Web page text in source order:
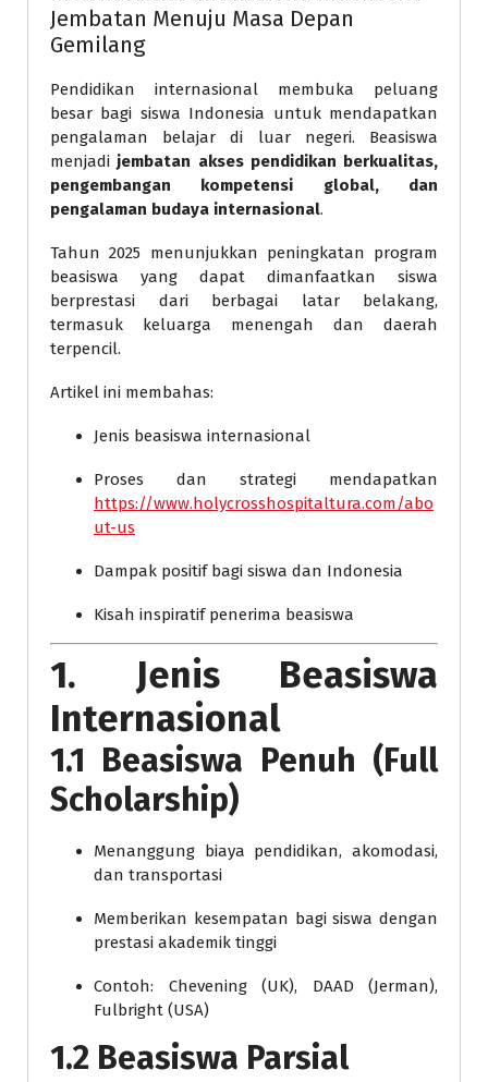
Jembatan Menuju Masa Depan
Gemilang
Pendidikan internasional membuka peluang
besar bagi siswa Indonesia untuk mendapatkan
pengalaman belajar di luar negeri. Beasiswa
menjadi jembatan akses pendidikan berkualitas,
pengembangan kompetensi global, dan
pengalaman budaya internasional.
Tahun 2025 menunjukkan peningkatan program
beasiswa yang dapat dimanfaatkan siswa
berprestasi dari berbagai latar belakang,
termasuk keluarga menengah dan daerah
terpencil.
Artikel ini membahas:
Jenis beasiswa internasional
Proses dan strategi mendapatkan
https://www.holycrosshospitaltura.com/abo
ut-us
Dampak positif bagi siswa dan Indonesia
Kisah inspiratif penerima beasiswa
1. Jenis Beasiswa
Internasional
1.1 Beasiswa Penuh (Full
Scholarship)
Menanggung biaya pendidikan, akomodasi,
dan transportasi
Memberikan kesempatan bagi siswa dengan
prestasi akademik tinggi
Contoh: Chevening (UK), DAAD (Jerman),
Fulbright (USA)
1.2 Beasiswa Parsial